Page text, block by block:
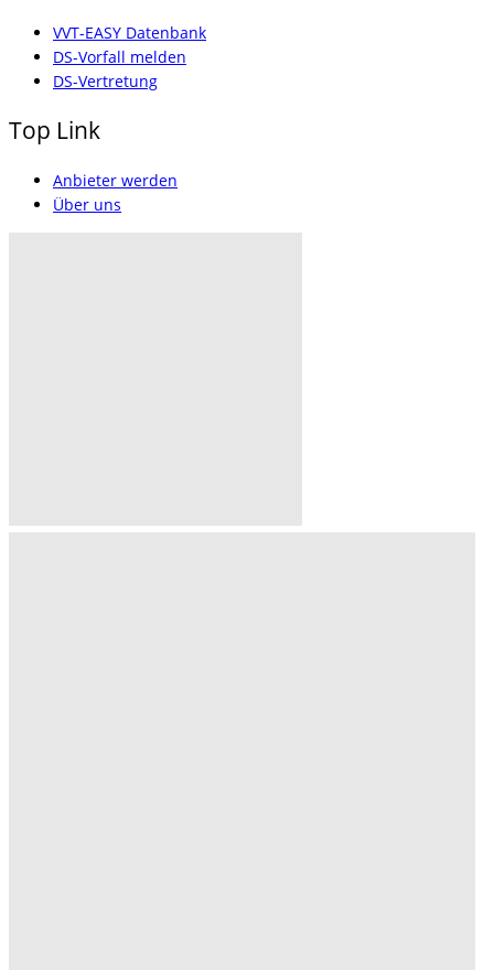
VVT-EASY Datenbank
DS-Vorfall melden
DS-Vertretung
Top Link
Anbieter werden
Über uns